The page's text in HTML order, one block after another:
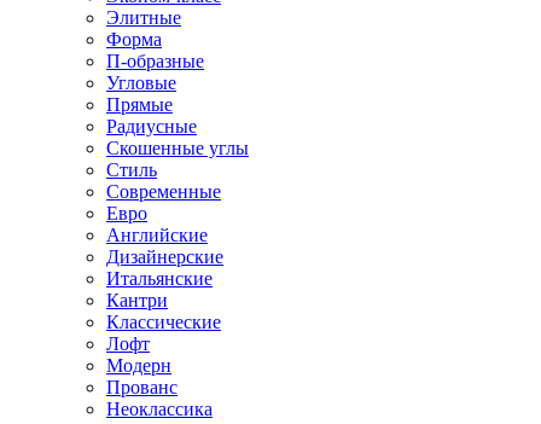
Элитные
Форма
П-образные
Угловые
Прямые
Радиусные
Скошенные углы
Стиль
Современные
Евро
Английские
Дизайнерские
Итальянские
Кантри
Классические
Лофт
Модерн
Прованс
Неоклассика